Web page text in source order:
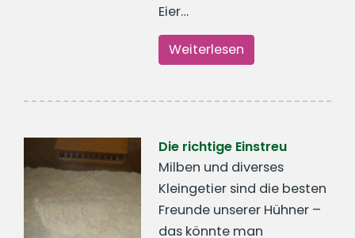
Eier…
Weiterlesen
Die richtige Einstreu
Milben und diverses
Kleingetier sind die besten
Freunde unserer Hühner –
das könnte man